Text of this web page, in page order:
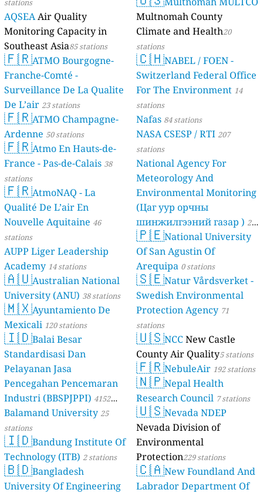
stations
AQSEAAir Quality
Monitoring Capacity in
Southeast Asia85 stations
🇫🇷ATMO Bourgogne-
Franche-Comté -
Surveillance De La Qualite
De L’air 23 stations
🇫🇷ATMO Champagne-
Ardenne 50 stations
🇫🇷Atmo En Hauts-de-
France - Pas-de-Calais 38
stations
🇫🇷AtmoNAQ - La
Qualité De L’air En
Nouvelle Aquitaine 46
stations
AUPP Liger Leadership
Academy 14 stations
🇦🇺Australian National
University (ANU) 38 stations
🇲🇽Ayuntamiento De
Mexicali 120 stations
🇮🇩Balai Besar
Standardisasi Dan
Pelayanan Jasa
Pencegahan Pencemaran
Industri (BBSPJPPI) 4152
stations
Balamand University25
stations
🇮🇩Bandung Institute Of
Technology (ITB) 2 stations
🇧🇩Bangladesh
University Of Engineering
Multnomah County
Climate and Health20
stations
🇨🇭NABEL / FOEN -
Switzerland Federal Office
For The Environment 14
stations
Nafas 84 stations
NASA CSESP / RTI 207
stations
National Agency For
Meteorology And
Environmental Monitoring
(Цаг уур орчны
шинжилгээний газар ) 21
stations
🇵🇪National University
Of San Agustin Of
Arequipa 0 stations
🇸🇪Natur Vårdsverket -
Swedish Environmental
Protection Agency 71
stations
🇺🇸NCCNew Castle
County Air Quality5 stations
🇫🇷NebuleAir 192 stations
🇳🇵Nepal Health
Research Council 7 stations
🇺🇸Nevada NDEP
Nevada Division of
Environmental
Protection229 stations
🇨🇦New Foundland And
Labrador Department Of